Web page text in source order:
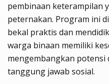
pembinaan keterampilan
peternakan. Program ini
bekal praktis dan
warga binaan memiliki
mengembangkan potensi
tanggung jawab sosial.